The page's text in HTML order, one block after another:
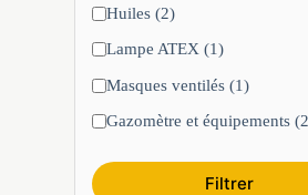
Huiles (2)
Lampe ATEX (1)
Masques ventilés (1)
Gazomètre et équipements
Filtrer